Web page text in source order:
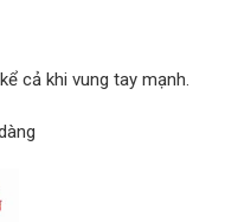
cả khi vung tay mạnh.